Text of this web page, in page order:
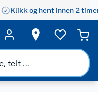
Klikk og hent innen 2